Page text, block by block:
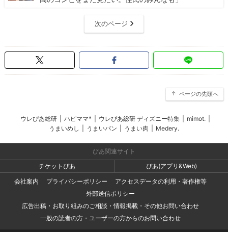
次のページ
ページの先頭へ
ウレぴあ総研 ハピママ* ウレぴあ総研 ディズニー特集 mimot.
うまいめし
うまいパン うまい肉 Medery.
ぴあ関連サイト
チケットぴあ
ぴあ(アプリ&Web)
会社案内
プライバシーポリシー
アクセスデータの利用・著作権等
外部送信ポリシー
広告出稿・お取り組みのご相談・情報掲載・その他お問い合わせ
一般の読者の方・ユーザーの方からのお問い合わせ